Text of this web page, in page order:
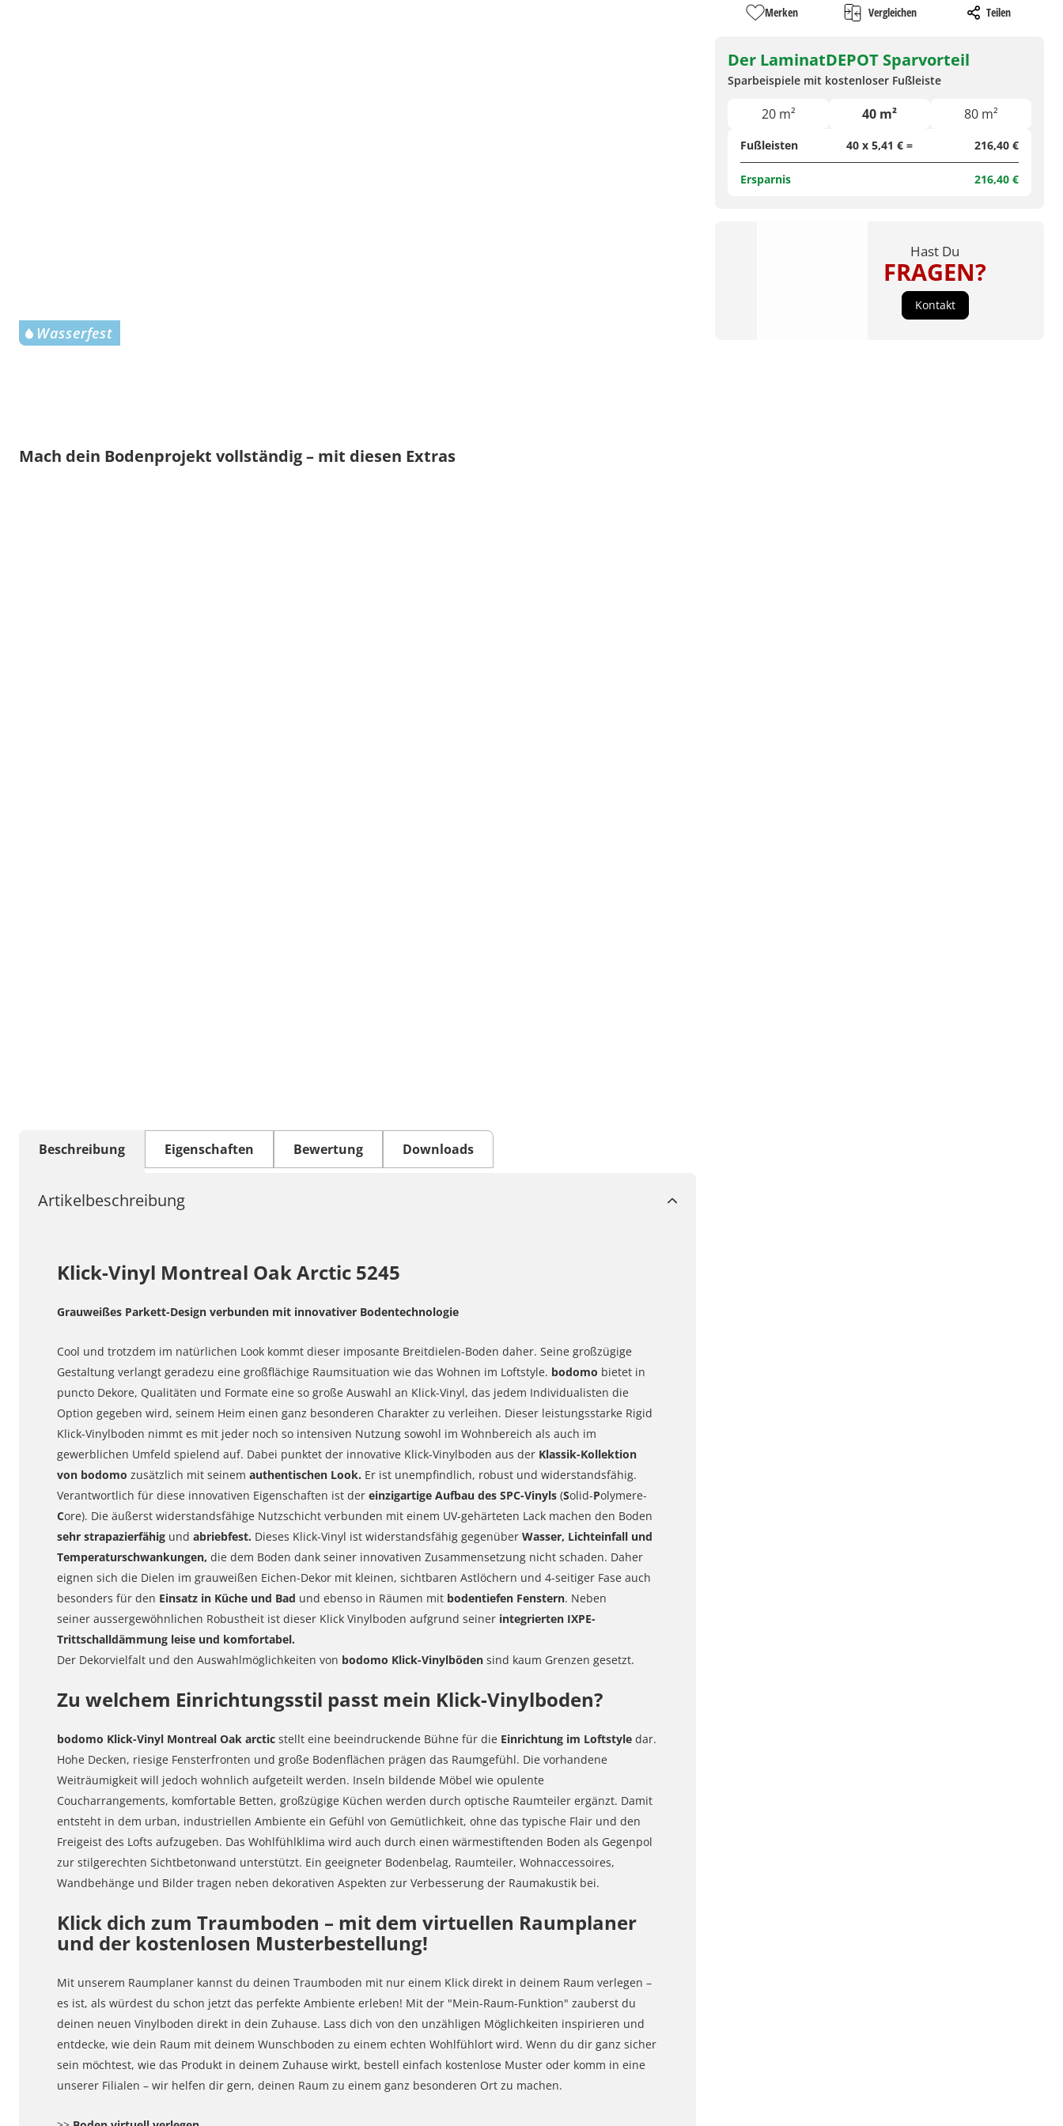
Mach dein Bodenprojekt vollständig – mit diesen Extras
Beschreibung Eigenschaften Bewertung Downloads
Artikelbeschreibung
Klick-Vinyl Montreal Oak Arctic 5245
Grauweißes Parkett-Design verbunden mit innovativer Bodentechnologie
Cool und trotzdem im natürlichen Look kommt dieser imposante Breitdielen-Boden daher. Seine großzügige
Gestaltung verlangt geradezu eine großflächige Raumsituation wie das Wohnen im Loftstyle. bodomo bietet in
puncto Dekore, Qualitäten und Formate eine so große Auswahl an Klick-Vinyl, das jedem Individualisten die
Option gegeben wird, seinem Heim einen ganz besonderen Charakter zu verleihen. Dieser leistungsstarke Rigid
Klick-Vinylboden nimmt es mit jeder noch so intensiven Nutzung sowohl im Wohnbereich als auch im
gewerblichen Umfeld spielend auf. Dabei punktet der innovative Klick-Vinylboden aus der Klassik-Kollektion
von bodomo zusätzlich mit seinem authentischen Look. Er ist unempfindlich, robust und widerstandsfähig.
Verantwortlich für diese innovativen Eigenschaften ist der einzigartige Aufbau des SPC-Vinyls (Solid-Polymere-
Core). Die äußerst widerstandsfähige Nutzschicht verbunden mit einem UV-gehärteten Lack machen den Boden
sehr strapazierfähig und abriebfest. Dieses Klick-Vinyl ist widerstandsfähig gegenüber Wasser, Lichteinfall und
Temperaturschwankungen, die dem Boden dank seiner innovativen Zusammensetzung nicht schaden. Daher
eignen sich die Dielen im grauweißen Eichen-Dekor mit kleinen, sichtbaren Astlöchern und 4-seitiger Fase auch
besonders für den Einsatz in Küche und Bad und ebenso in Räumen mit bodentiefen Fenstern. Neben
seiner aussergewöhnlichen Robustheit ist dieser Klick Vinylboden aufgrund seiner integrierten IXPE-
Trittschalldämmung leise und komfortabel.
Der Dekorvielfalt und den Auswahlmöglichkeiten von bodomo Klick-Vinylböden sind kaum Grenzen gesetzt.
Zu welchem Einrichtungsstil passt mein Klick-Vinylboden?
bodomo Klick-Vinyl Montreal Oak arctic stellt eine beeindruckende Bühne für die Einrichtung im Loftstyle dar.
Hohe Decken, riesige Fensterfronten und große Bodenflächen prägen das Raumgefühl. Die vorhandene
Weiträumigkeit will jedoch wohnlich aufgeteilt werden. Inseln bildende Möbel wie opulente
Coucharrangements, komfortable Betten, großzügige Küchen werden durch optische Raumteiler ergänzt. Damit
entsteht in dem urban, industriellen Ambiente ein Gefühl von Gemütlichkeit, ohne das typische Flair und den
Freigeist des Lofts aufzugeben. Das Wohlfühlklima wird auch durch einen wärmestiftenden Boden als Gegenpol
zur stilgerechten Sichtbetonwand unterstützt. Ein geeigneter Bodenbelag, Raumteiler, Wohnaccessoires,
Wandbehänge und Bilder tragen neben dekorativen Aspekten zur Verbesserung der Raumakustik bei.
Klick dich zum Traumboden – mit dem virtuellen Raumplaner
und der kostenlosen Musterbestellung!
Mit unserem Raumplaner kannst du deinen Traumboden mit nur einem Klick direkt in deinem Raum verlegen –
es ist, als würdest du schon jetzt das perfekte Ambiente erleben! Mit der "Mein-Raum-Funktion" zauberst du
deinen neuen Vinylboden direkt in dein Zuhause. Lass dich von den unzähligen Möglichkeiten inspirieren und
entdecke, wie dein Raum mit deinem Wunschboden zu einem echten Wohlfühlort wird. Wenn du dir ganz sicher
sein möchtest, wie das Produkt in deinem Zuhause wirkt, bestell einfach kostenlose Muster oder komm in eine
unserer Filialen – wir helfen dir gern, deinen Raum zu einem ganz besonderen Ort zu machen.
Merken Vergleichen Teilen
Der LaminatDEPOT Sparvorteil
Sparbeispiele mit kostenloser Fußleiste
20 m² 40 m² 80 m²
Fußleisten 40 x 5,41 € = 216,40 €
Ersparnis 216,40 €
Hast Du
FRAGEN?
Kontakt